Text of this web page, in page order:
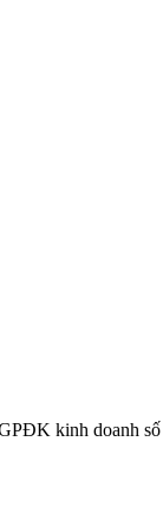
kinh doanh